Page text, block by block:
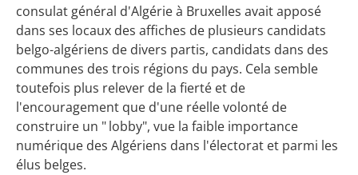
consulat général d'Algérie à Bruxelles avait apposé
dans ses locaux des affiches de plusieurs candidats
belgo-algériens de divers partis, candidats dans des
communes des trois régions du pays. Cela semble
toutefois plus relever de la fierté et de
l'encouragement que d'une réelle volonté de
construire un " lobby", vue la faible importance
numérique des Algériens dans l'électorat et parmi les
élus belges.